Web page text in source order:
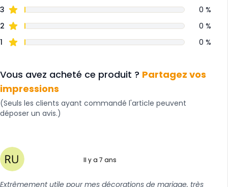
3
0 %
2
0 %
1
0 %
Vous avez acheté ce produit ? Partagez vos
impressions
(Seuls les clients ayant commandé l'article peuvent
déposer un avis.)
Il y a 7 ans
Extrêmement utile pour mes décorations de mariage, très